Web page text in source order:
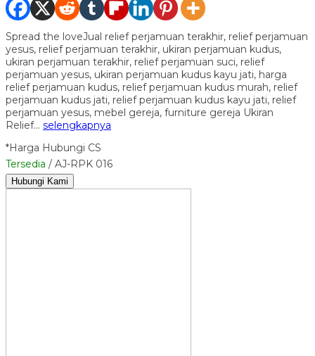
Spread the loveJual relief perjamuan terakhir, relief perjamuan
yesus, relief perjamuan terakhir, ukiran perjamuan kudus,
ukiran perjamuan terakhir, relief perjamuan suci, relief
perjamuan yesus, ukiran perjamuan kudus kayu jati, harga
relief perjamuan kudus, relief perjamuan kudus murah, relief
perjamuan kudus jati, relief perjamuan kudus kayu jati, relief
perjamuan yesus, mebel gereja, furniture gereja Ukiran
Relief… selengkapnya
*Harga Hubungi CS
Tersedia / AJ-RPK 016
Hubungi Kami